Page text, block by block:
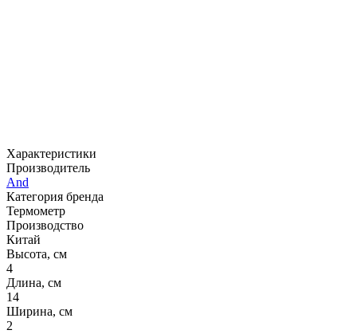
Характеристики
Производитель
And
Категория бренда
Термометр
Производство
Китай
Высота, см
4
Длина, см
14
Ширина, см
2